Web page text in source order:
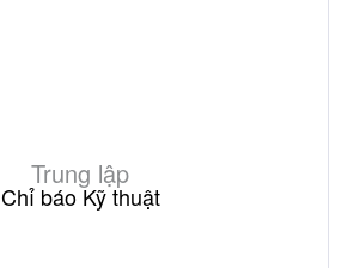
Chỉ báo Kỹ thuật
Trung lập